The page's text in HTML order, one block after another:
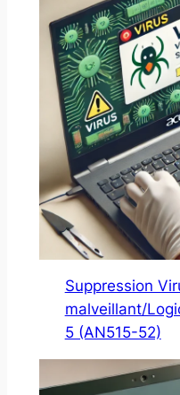
Suppression
malveillant/
5 (AN515-52)